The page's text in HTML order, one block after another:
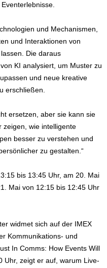
und Mechanismen,
und Interaktionen von
Die daraus
KI analysiert, um Muster zu
und neue kreative
erschließen.
ersetzen, aber sie kann sie
zeigen, wie intelligente
besser zu verstehen und
zu gestalten.“
bis 13:45 Uhr, am 20. Mai
Mai von 12:15 bis 12:45 Uhr
widmet sich auf der IMEX
Kommunikations- und
In Comms: How Events Will
Uhr, zeigt er auf, warum Live-